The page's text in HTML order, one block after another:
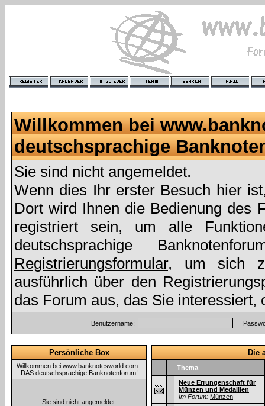
Willkommen bei
deutschsprachige
Sie sind nicht angemeldet.
Wenn dies Ihr erster Besuch hier
Dort wird Ihnen die Bedienung des
registriert sein, um alle
deutschsprachige
Registrierungsformular, um sich
ausführlich über den
das Forum aus, das Sie
Benutzername:
Persönliche Box
Willkommen bei www.banknotesworld.com -
DAS deutschsprachige Banknotenforum!
Sie sind nicht angemeldet.
Die
Thema
Neue Errungenschaft für
Münzen und Medaillen
Im Forum: Münzen